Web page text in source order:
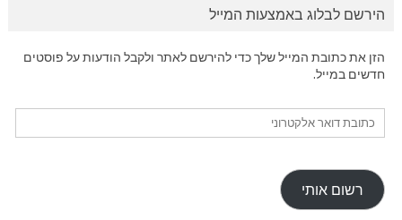
הירשם לבלוג באמצעות המייל
הזן את כתובת המייל שלך כדי להירשם לאתר ולקבל הודעות על פוסטים
חדשים במייל.
רשום אותי